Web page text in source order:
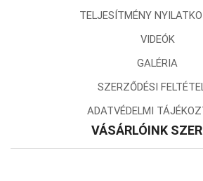
TELJESÍTMÉNY
VIDEÓK
GALÉRIA
SZERZŐDÉSI
ADATVÉDELMI
VÁSÁRLÓINK